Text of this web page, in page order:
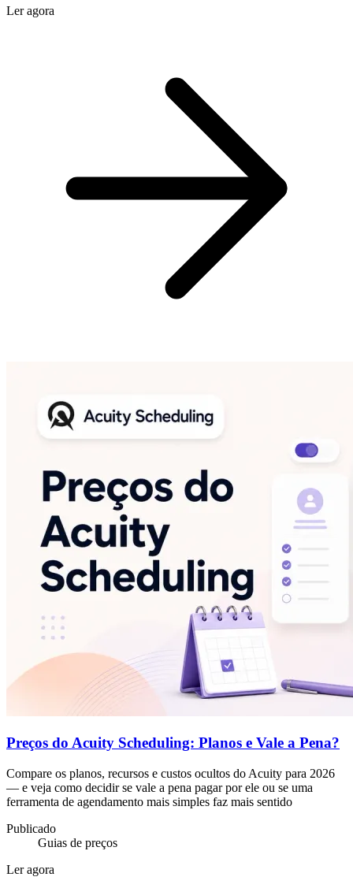
Ler agora
Preços do Acuity Scheduling: Planos e Vale a Pena?
Compare os planos, recursos e custos ocultos do Acuity para 2026
— e veja como decidir se vale a pena pagar por ele ou se uma
ferramenta de agendamento mais simples faz mais sentido
Publicado
Guias de preços
Ler agora